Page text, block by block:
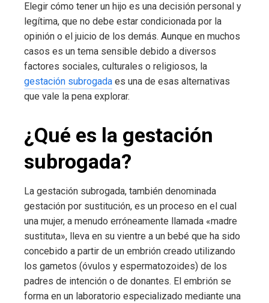
Elegir cómo tener un hijo es una decisión personal y
legítima, que no debe estar condicionada por la
opinión o el juicio de los demás. Aunque en muchos
casos es un tema sensible debido a diversos
factores sociales, culturales o religiosos, la
gestación subrogada es una de esas alternativas
que vale la pena explorar.
¿Qué es la gestación
subrogada?
La gestación subrogada, también denominada
gestación por sustitución, es un proceso en el cual
una mujer, a menudo erróneamente llamada «madre
sustituta», lleva en su vientre a un bebé que ha sido
concebido a partir de un embrión creado utilizando
los gametos (óvulos y espermatozoides) de los
padres de intención o de donantes. El embrión se
forma en un laboratorio especializado mediante una